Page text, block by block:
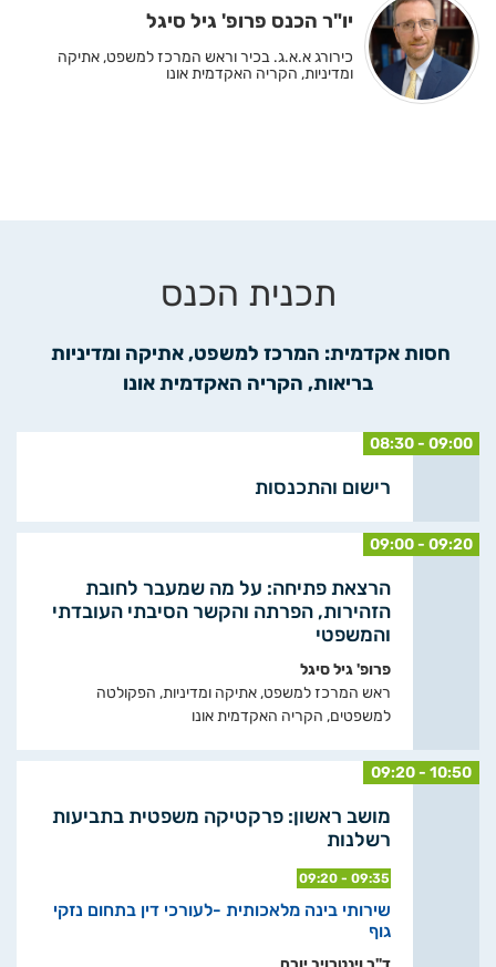
יו"ר הכנס פרופ' גיל סיגל
כירורג א.א.ג. בכיר וראש המרכז למשפט, אתיקה
ומדיניות, הקריה האקדמית אונו
תכנית הכנס
בריאות, הקריה האקדמית אונו
08:30 - 09:00
רישום והתכנסות
09:00 - 09:20
הרצאת פתיחה: על מה שמעבר לחובת
הזהירות, הפרתה והקשר הסיבתי העובדתי
והמשפטי
פרופ' גיל סיגל
ראש המרכז למשפט, אתיקה ומדיניות, הפקולטה
למשפטים, הקריה האקדמית אונו
09:20 - 10:50
מושב ראשון: פרקטיקה משפטית בתביעות
רשלנות
09:20 - 09:35
שירותי בינה מלאכותית -לעורכי דין בתחום נזקי
גוף